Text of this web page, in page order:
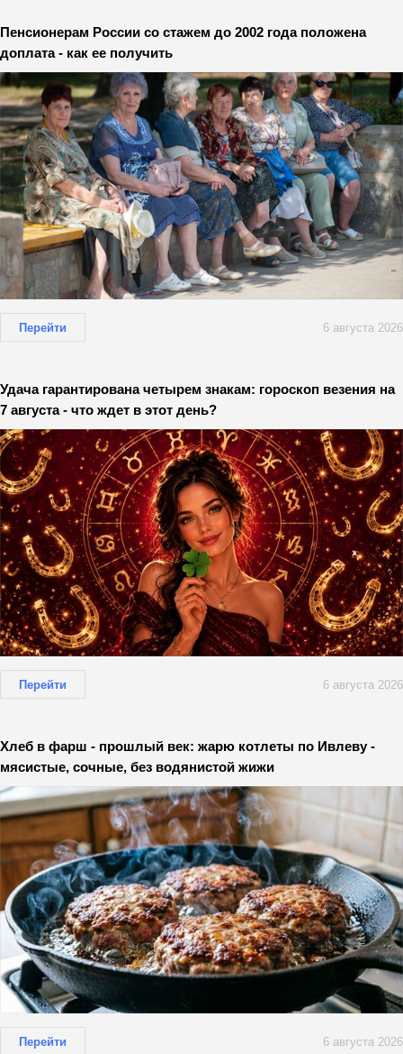
Пенсионерам России со стажем до 2002 года положена
доплата - как ее получить
Перейти 6 августа 2026
Удача гарантирована четырем знакам: гороскоп везения на
7 августа - что ждет в этот день?
Перейти 6 августа 2026
Хлеб в фарш - прошлый век: жарю котлеты по Ивлеву -
мясистые, сочные, без водянистой жижи
Перейти 6 августа 2026